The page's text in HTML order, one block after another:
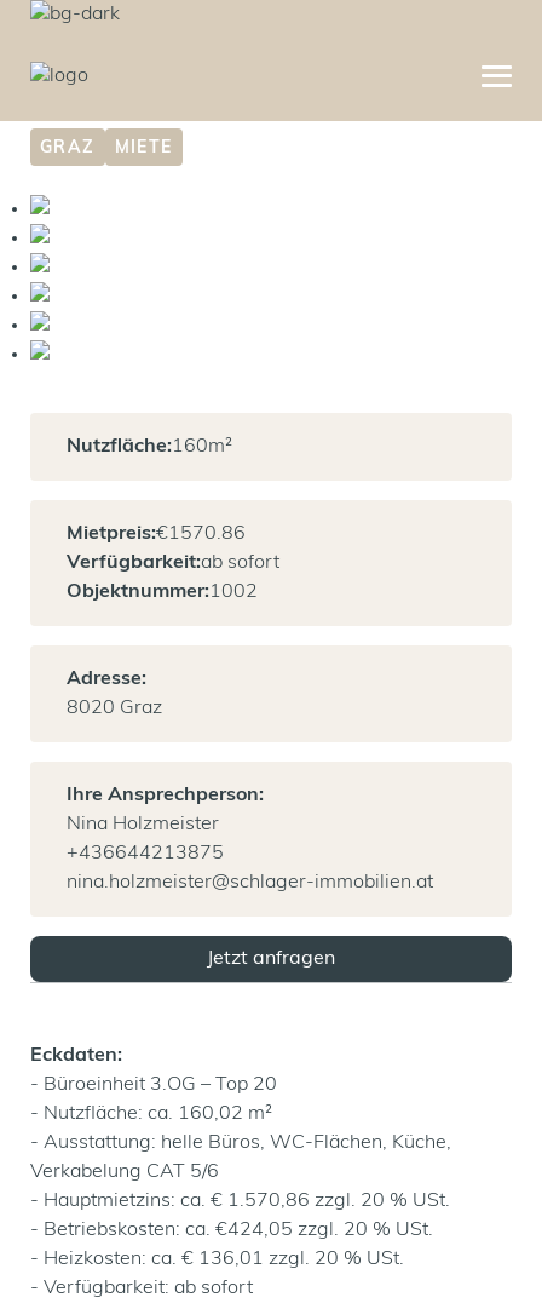
Büroeinheit nähe Citypark
GRAZ MIETE
Eckdaten:
- Büroeinheit 3.OG – Top 20
- Nutzfläche: ca. 160,02 m²
- Ausstattung: helle Büros, WC-Flächen, Küche,
Verkabelung CAT 5/6
- Hauptmietzins: ca. € 1.570,86 zzgl. 20 % USt.
- Betriebskosten: ca. €424,05 zzgl. 20 % USt.
- Heizkosten: ca. € 136,01 zzgl. 20 % USt.
- Verfügbarkeit: ab sofort
Nutzfläche:160m²
Mietpreis:€1570.86
Verfügbarkeit:ab sofort
Objektnummer:1002
Adresse:
8020 Graz
Ihre Ansprechperson:
Nina Holzmeister
+436644213875
nina.holzmeister@schlager-immobilien.at
Jetzt anfragen